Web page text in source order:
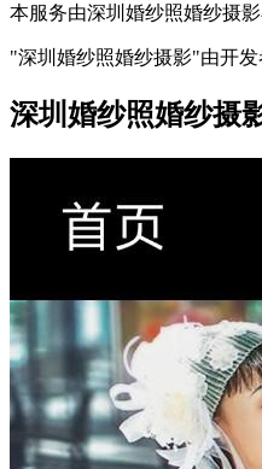
本服务由深圳婚纱照婚纱摄
"深圳婚纱照婚纱摄影"由开
深圳婚纱照婚纱摄